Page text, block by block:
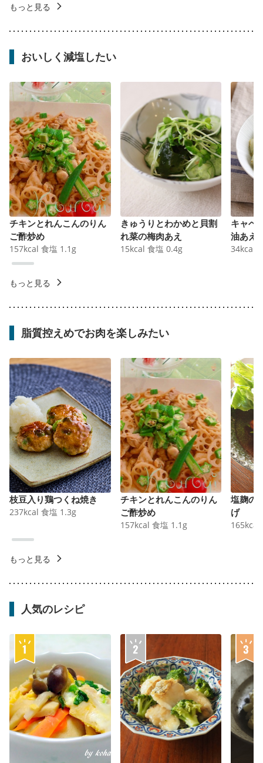
もっと見る
おいしく減塩したい
チキンとれんこんのりん
ご酢炒め
157kcal 食塩 1.1 g
きゅうりとわかめと貝割
れ菜の梅肉あえ
15kcal 食塩 0.4g
キャベ
油あえ
34kcal
もっと見る
脂質控えめでお肉を楽しみたい
枝豆入り鶏つくね焼き
237kcal 食塩 1.3g
チキンとれんこんのりん
ご酢炒め
157kcal 食塩 1.1 g
塩麹の
げ
165kcal
もっと見る
人気のレシピ